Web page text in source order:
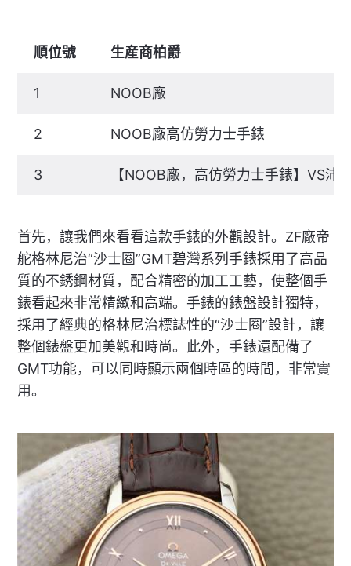
順位號 生産商柏爵
1 NOOB廠
2 NOOB廠高仿勞力士手錶
3 【NOOB廠，高仿勞力士手錶】VS
首先，讓我們來看看這款手錶的外觀設計。ZF廠帝
舵格林尼治“沙士圈”GMT碧灣系列手錶採用了高品
質的不銹鋼材質，配合精密的加工工藝，使整個手
錶看起來非常精緻和高端。手錶的錶盤設計獨特，
採用了經典的格林尼治標誌性的“沙士圈”設計，讓
整個錶盤更加美觀和時尚。此外，手錶還配備了
GMT功能，可以同時顯示兩個時區的時間，非常實
用。